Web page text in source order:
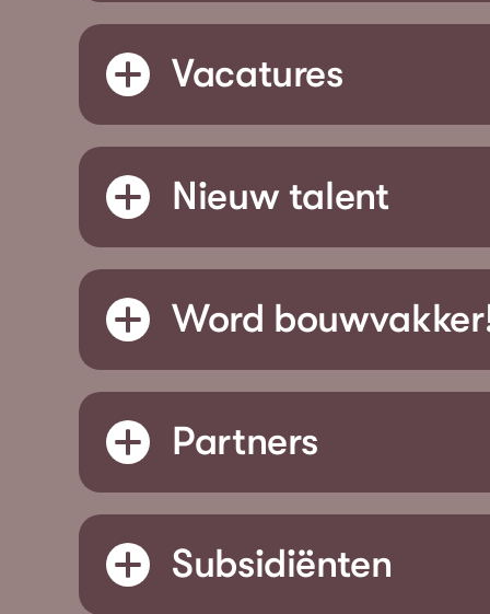
Vacatures
Nieuw talent
Word
Partners
Subsidiënten